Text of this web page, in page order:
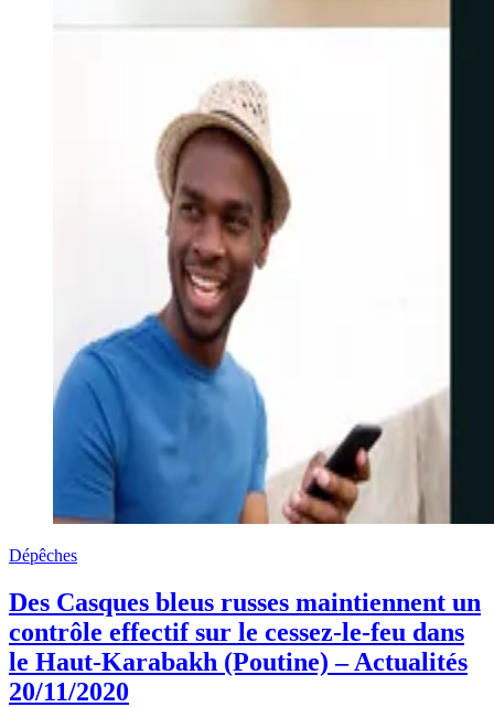
Dépêches
Des Casques bleus russes maintiennent un
contrôle effectif sur le cessez-le-feu dans
le Haut-Karabakh (Poutine) – Actualités
20/11/2020